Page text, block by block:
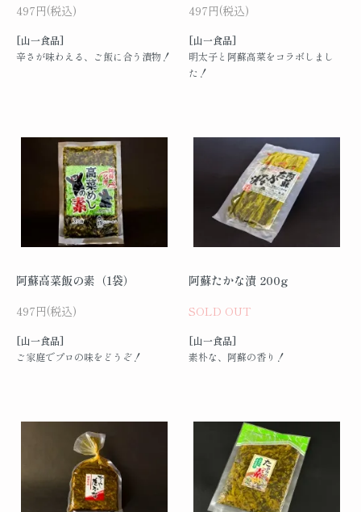
497円(税込)
[山一食品]
辛さが味わえる、ご飯に合う漬物！
497円(税込)
[山一食品]
明太子と阿蘇高菜をコラボしまし
た！
阿蘇高菜飯の素（1袋）
497円(税込)
[山一食品]
ご家庭でプロの味をどうぞ！
阿蘇たかな漬 200g
SOLD OUT
[山一食品]
素朴な、阿蘇の香り！